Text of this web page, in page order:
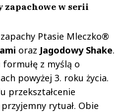
w serii
Ptasie Mleczko®
oraz Jagodowy Shake.
z myślą o
powyżej 3. roku życia.
przekształcenie
rytuał. Obie